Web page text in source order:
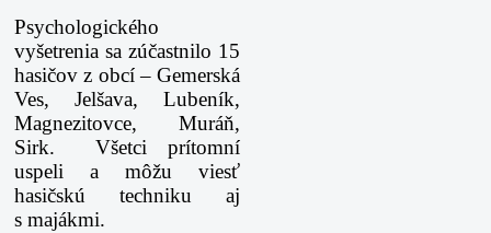
Psychologického
vyšetrenia sa zúčastnilo 15
hasičov z obcí – Gemerská
Ves, Jelšava, Lubeník,
Magnezitovce, Muráň,
Sirk. Všetci prítomní
uspeli a môžu viesť
hasičskú techniku aj
s majákmi.